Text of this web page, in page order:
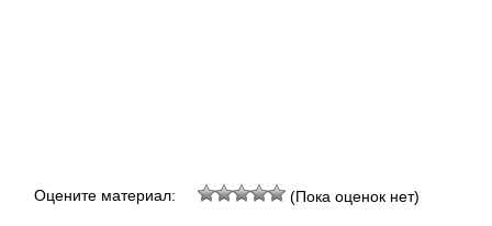
Оцените материал: (Пока оценок нет)